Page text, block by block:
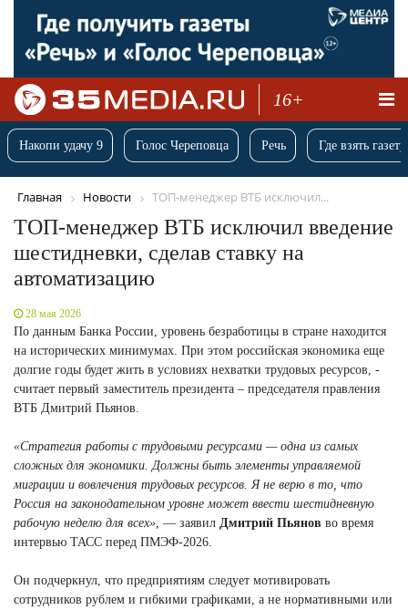
16+
Накопи удачу 9 Голос Череповца Речь Где взять
Главная Новости ТОП-менеджер ВТБ исключил...
ТОП-менеджер ВТБ исключил введение
шестидневки, сделав ставку на
автоматизацию
28 мая 2026
По данным Банка России, уровень безработицы в стране находится
на исторических минимумах. При этом российская экономика еще
долгие годы будет жить в условиях нехватки трудовых ресурсов, -
считает первый заместитель президента – председателя правления
ВТБ Дмитрий Пьянов.
«Стратегия работы с трудовыми ресурсами — одна из самых
сложных для экономики. Должны быть элементы управляемой
миграции и вовлечения трудовых ресурсов. Я не верю в то, что
Россия на законодательном уровне может ввести шестидневную
рабочую неделю для всех» , — заявил Дмитрий Пьянов во время
интервью ТАСС перед ПМЭФ-2026.
Он подчеркнул, что предприятиям следует мотивировать
сотрудников рублем и гибкими графиками, а не нормативными или